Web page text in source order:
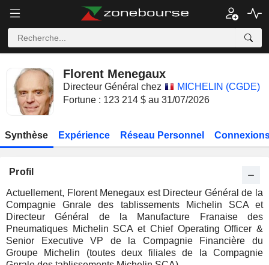
Florent Menegaux
Directeur Général chez
MICHELIN (CGDE)
Fortune : 123 214 $ au 31/07/2026
Synthèse Expérience Réseau Personnel
Profil
Actuellement, Florent Menegaux est Directeur Général de la
Compagnie Gnrale des tablissements Michelin SCA et
Directeur Général de la Manufacture Franaise des
Pneumatiques Michelin SCA et Chief Operating Officer &
Senior Executive VP de la Compagnie Financière du
Groupe Michelin (toutes deux filiales de la Compagnie